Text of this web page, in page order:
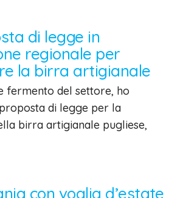
di legge in
regionale per
la birra artigianale
fermento del settore, ho
di legge per la
birra artigianale pugliese,
con voglia d’estate